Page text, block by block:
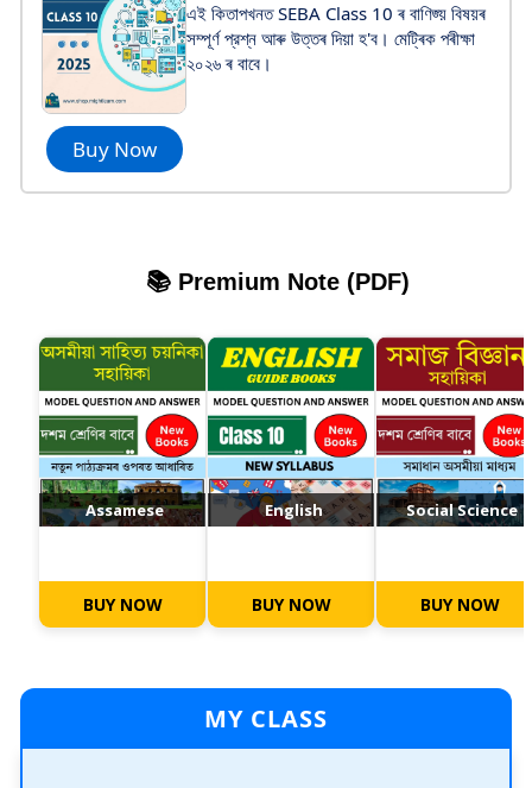
Buy Now
এই কিতাপখনত SEBA Class 10 ৰ বাণিজ্য় বিষয়ৰ
সম্পূর্ণ প্রশ্ন আৰু উত্তৰ দিয়া হ'ব। মেট্ৰিক পৰীক্ষা
২০২৬ ৰ বাবে।
📚 Premium Note (PDF)
Assamese
BUY NOW
English
BUY NOW
Social Science
BUY NOW
MY CLASS